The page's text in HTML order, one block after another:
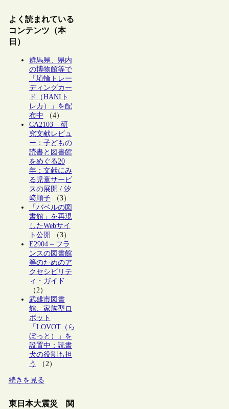
よく読まれている
コンテンツ（本
日）
群馬県、県内
の博物館等で
「埴輪トレー
ディングカー
ド（HANIト
レカ）」を配
布中 （4）
CA2103 – 研
究文献レビュ
ー：子どもの
読書と図書館
をめぐる20
年：文献にみ
る児童サービ
スの展開 / 汐
﨑順子（3）
「バベルの図
書館」を再現
したWebサイ
ト公開
（3）
E2904 – フラ
ンスの図書館
等のためのア
クセシビリテ
ィ・ガイド
（2）
武雄市図書
館、家族型ロ
ボット
「LOVOT（ら
ぼっと）」を
設置中：読書
犬の役割も担
う
（2）
続きを見る
東日本大震災 関